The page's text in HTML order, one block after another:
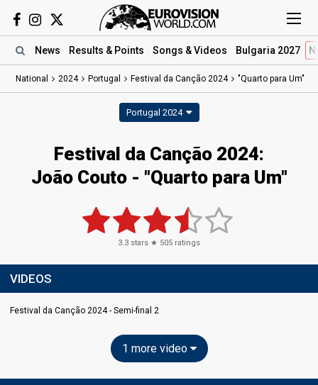
News Results & Points Songs & Videos Bulgaria 2027
National 2024 Portugal Festival da Canção 2024 "Quarto para Um"
Portugal 2024
Festival da Canção 2024:
João Couto- "Quarto para Um"
3.3 stars ★ 505 ratings
VIDEOS
Festival da Canção 2024 - Semi-final 2
1 more video